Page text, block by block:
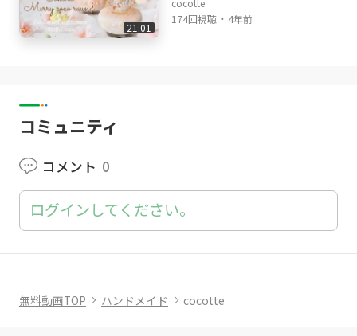
21:01
174回視聴 ・ 4年前
コミュニティ
コメント 0
ログインしてください。
無料動画TOP ハンドメイド cocotte